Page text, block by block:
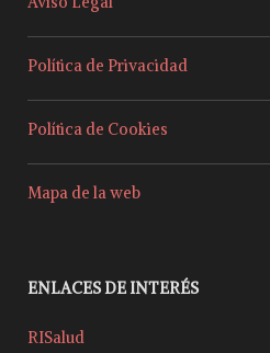
Política de Privacidad
Política de Cookies
Mapa de la web
ENLACES DE INTERÉS
RISalud